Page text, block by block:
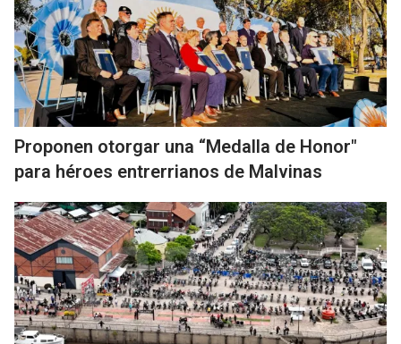
Proponen otorgar una “Medalla de Honor"
para héroes entrerrianos de Malvinas